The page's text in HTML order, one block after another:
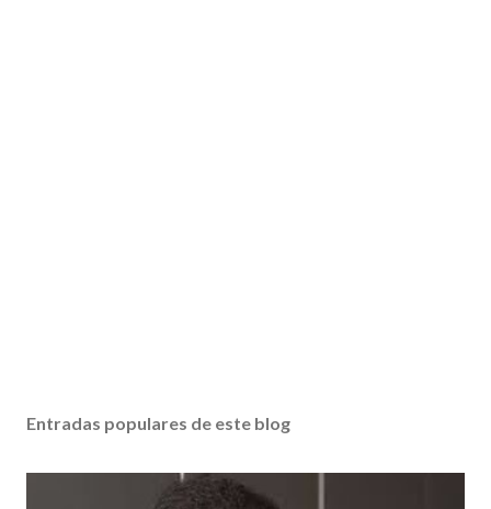
Entradas populares de este blog